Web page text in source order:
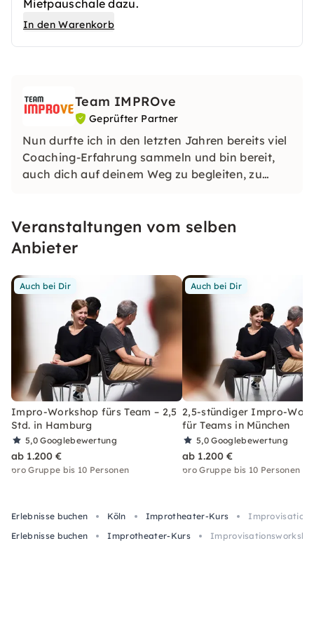
Mietpauschale dazu.
In den Warenkorb
Team IMPROve
Geprüfter Partner
Nun durfte ich in den letzten Jahren bereits viel
Coaching-Erfahrung sammeln und bin bereit,
auch dich auf deinem Weg zu begleiten, zu
Veranstaltungen vom selben
Anbieter
Auch bei Dir
Impro-Workshop fürs Team – 2,5
Std. in Hamburg
5,0Googlebewertung
ab 1.200 €
pro Gruppe bis 10 Personen
Auch bei Dir
2,5-stündiger Impro-
für Teams in München
5,0Googlebewertung
ab 1.200 €
pro Gruppe bis 10 Personen
Erlebnisse buchen Köln Improtheater-Kurs
Erlebnisse buchen
Improtheater-Kurs